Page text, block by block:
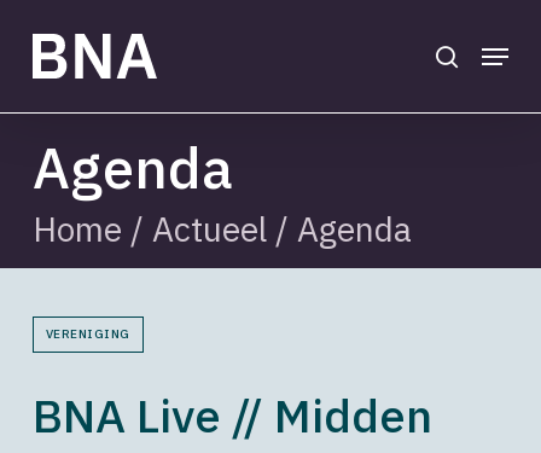
main
Menu
Agenda
Home / Actueel/ Agenda
VERENIGING
BNA Live // Midden
Close